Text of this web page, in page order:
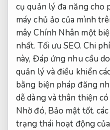
cụ quản lý đa năng cho
máy chủ ảo của mình
mây Chính Nhân một
nhất. Tối ưu SEO. Chi
này, Đáp ứng nhu cầu
quản lý và điều khiển
bằng biện pháp đăng
dễ dàng và thân thiện có
Nhờ đó, Bảo mật tốt.
trạng thái hoạt động